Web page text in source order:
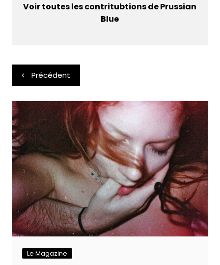
Voir toutes les contritubtions de Prussian
Blue
Navigation
de
l’article
Précédent
Le Magazine